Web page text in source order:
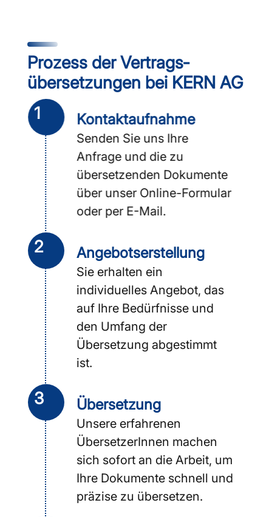
Prozess der Vertrags­
übersetzungen bei KERN AG
1 Kontakt­aufnahme
Senden Sie uns Ihre
Anfrage und die zu
übersetzenden Dokumente
über unser Online-Formular
oder per E-Mail.
2 Angebots­erstellung
Sie erhalten ein
individuelles Angebot, das
auf Ihre Bedürfnisse und
den Umfang der
Übersetzung abgestimmt
ist.
3 Übersetzung
Unsere erfahrenen
ÜbersetzerInnen machen
sich sofort an die Arbeit, um
Ihre Dokumente schnell und
präzise zu übersetzen.